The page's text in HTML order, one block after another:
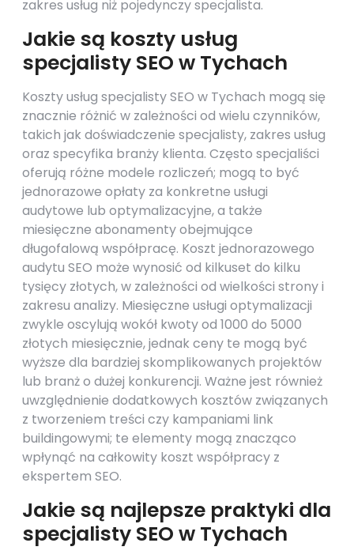
zakres usług niż pojedynczy specjalista.
Jakie są koszty usług
specjalisty SEO w Tychach
Koszty usług specjalisty SEO w Tychach mogą się
znacznie różnić w zależności od wielu czynników,
takich jak doświadczenie specjalisty, zakres usług
oraz specyfika branży klienta. Często specjaliści
oferują różne modele rozliczeń; mogą to być
jednorazowe opłaty za konkretne usługi
audytowe lub optymalizacyjne, a także
miesięczne abonamenty obejmujące
długofalową współpracę. Koszt jednorazowego
audytu SEO może wynosić od kilkuset do kilku
tysięcy złotych, w zależności od wielkości strony i
zakresu analizy. Miesięczne usługi optymalizacji
zwykle oscylują wokół kwoty od 1000 do 5000
złotych miesięcznie, jednak ceny te mogą być
wyższe dla bardziej skomplikowanych projektów
lub branż o dużej konkurencji. Ważne jest również
uwzględnienie dodatkowych kosztów związanych
z tworzeniem treści czy kampaniami link
buildingowymi; te elementy mogą znacząco
wpłynąć na całkowity koszt współpracy z
ekspertem SEO.
Jakie są najlepsze praktyki dla
specjalisty SEO w Tychach